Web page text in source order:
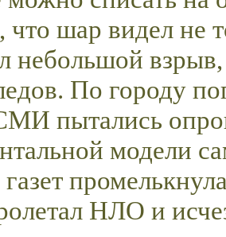
что шар видел не
небольшой
По городу
пытались
модели
НЛО и